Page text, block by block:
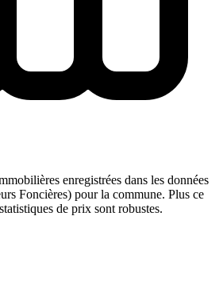
enregistrées dans les données
Foncières) pour la commune. Plus ce
de prix sont robustes.